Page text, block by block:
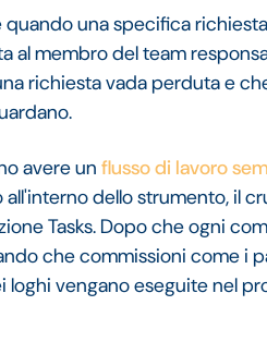
una specifica
al membro del team
richiesta vada perduta e
avere un flusso di lavoro
all'interno dello strumento, il
Tasks. Dopo che ogni
che commissioni come i
vengano eseguite nel